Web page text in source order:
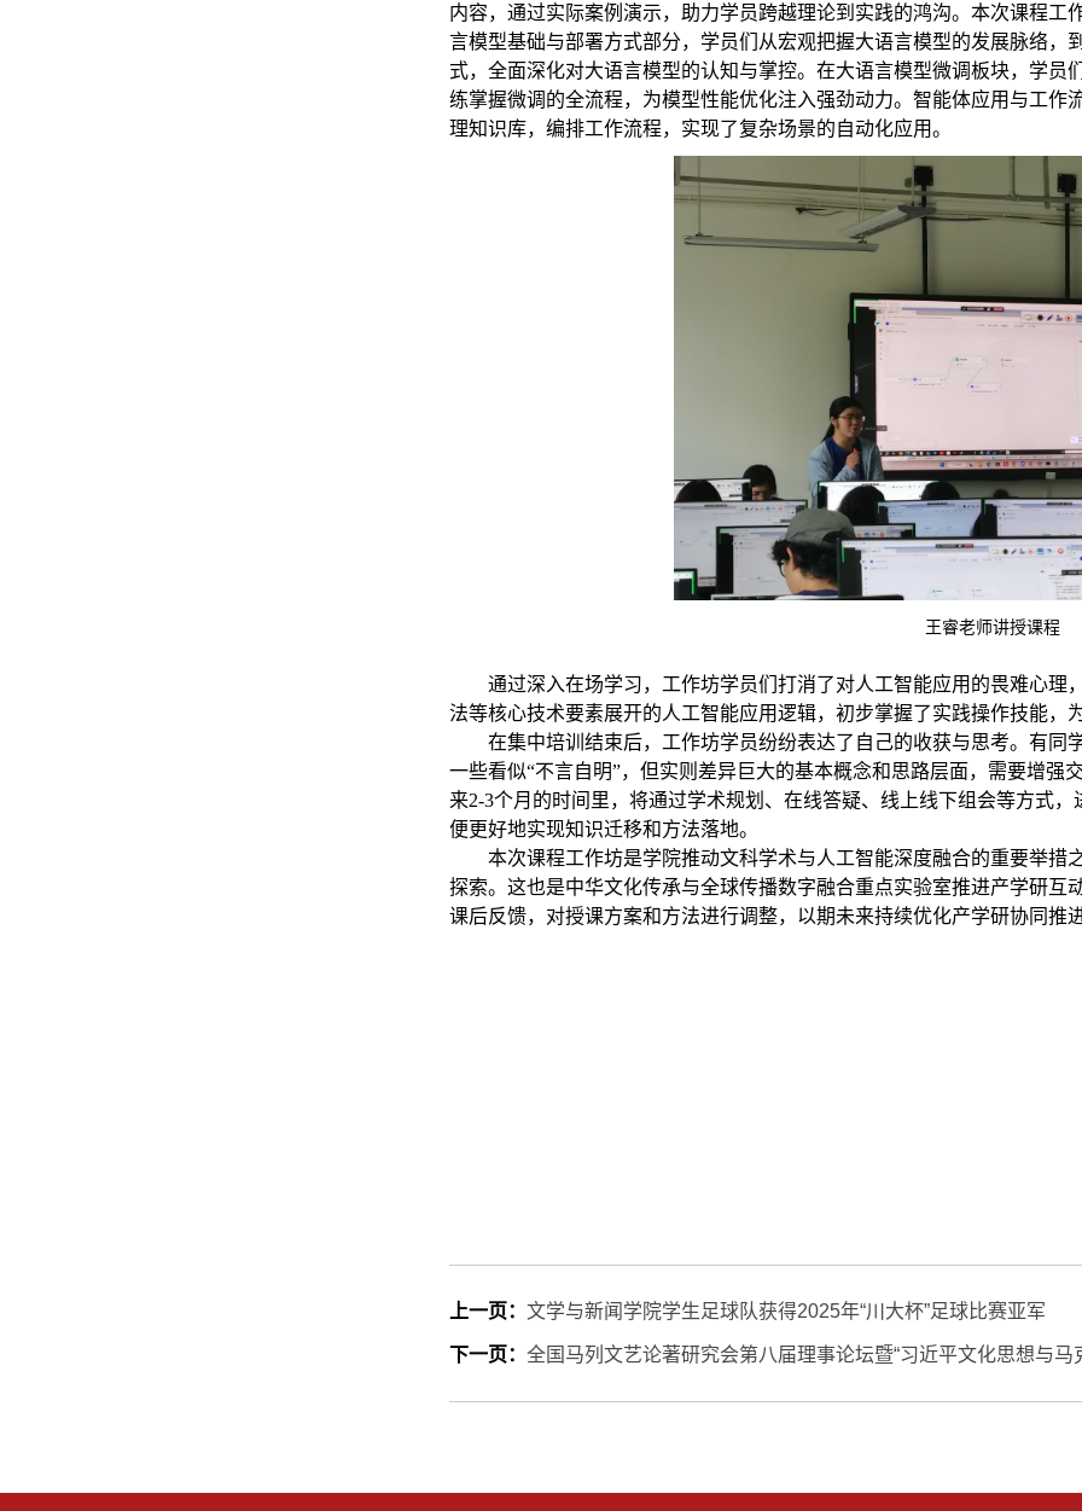
内容，通过实际案例演示，助力学员跨越理论到实践的鸿沟。本次课程
言模型基础与部署方式部分，学员们从宏观把握大语言模型的发展脉络，
式，全面深化对大语言模型的认知与掌控。在大语言模型微调板块，学员
练掌握微调的全流程，为模型性能优化注入强劲动力。智能体应用与工作
理知识库，编排工作流程，实现了复杂场景的自动化应用。
王睿老师讲授课程
通过深入在场学习，工作坊学员们打消了对人工智能应用的畏难心理
法等核心技术要素展开的人工智能应用逻辑，初步掌握了实践操作技能，
在集中培训结束后，工作坊学员纷纷表达了自己的收获与思考。有同
一些看似“不言自明”，但实则差异巨大的基本概念和思路层面，需要增强
来2-3个月的时间里，将通过学术规划、在线答疑、线上线下组会等方式
便更好地实现知识迁移和方法落地。
本次课程工作坊是学院推动文科学术与人工智能深度融合的重要举措
探索。这也是中华文化传承与全球传播数字融合重点实验室推进产学研互
课后反馈，对授课方案和方法进行调整，以期未来持续优化产学研协同推
上一页： 文学与新闻学院学生足球队获得2025年“川大杯”足球比赛亚军
下一页： 全国马列文艺论著研究会第八届理事论坛暨“习近平文化思想与